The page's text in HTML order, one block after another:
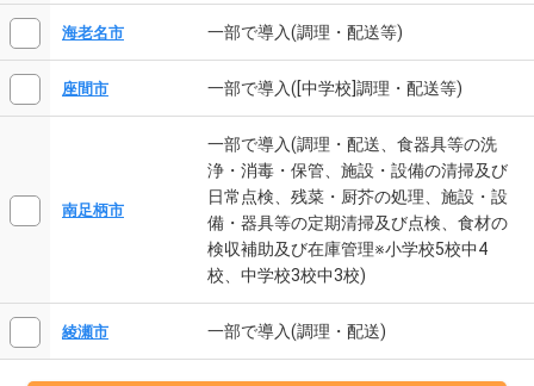
海老名市 一部で導入(調理・配送等)
座間市 一部で導入([中学校]調理・配送等)
南足柄市
一部で導入(調理・配送、食器具等の洗
浄・消毒・保管、施設・設備の清掃及び
日常点検、残菜・厨芥の処理、施設・設
備・器具等の定期清掃及び点検、食材の
検収補助及び在庫管理※小学校5校中4
校、中学校3校中3校)
綾瀬市 一部で導入(調理・配送)